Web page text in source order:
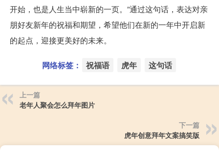
开始，也是人生当中崭新的一页。”通过这句话，表达对亲
朋好友新年的祝福和期望，希望他们在新的一年中开启新
的起点，迎接更美好的未来。
网络标签： 祝福语 虎年 这句话
上一篇
老年人聚会怎么拜年图片
下一篇
虎年创意拜年文案搞笑版